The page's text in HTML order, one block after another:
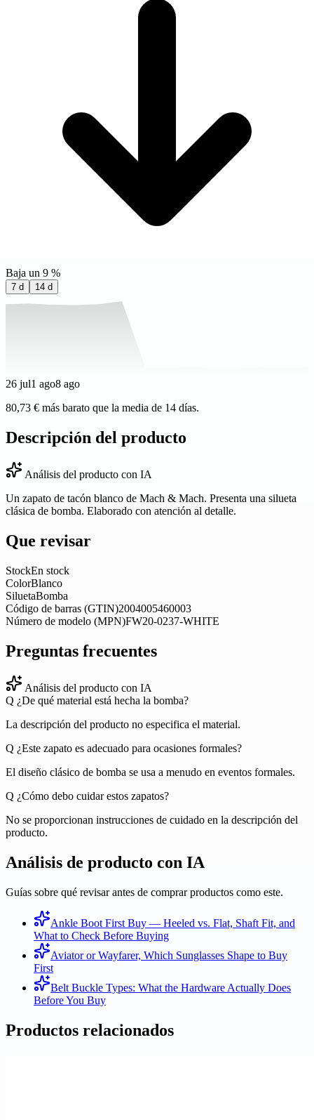
Baja un 9 %
7 d 14 d
26 jul1 ago8 ago
80,73 € más barato que la media de 14 días.
Descripción del producto
Análisis del producto con IA
Un zapato de tacón blanco de Mach & Mach. Presenta una silueta
clásica de bomba. Elaborado con atención al detalle.
Que revisar
StockEn stock
ColorBlanco
SiluetaBomba
Código de barras (GTIN)2004005460003
Número de modelo (MPN)FW20-0237-WHITE
Preguntas frecuentes
Análisis del producto con IA
Q ¿De qué material está hecha la bomba?
La descripción del producto no especifica el material.
Q ¿Este zapato es adecuado para ocasiones formales?
El diseño clásico de bomba se usa a menudo en eventos formales.
Q ¿Cómo debo cuidar estos zapatos?
No se proporcionan instrucciones de cuidado en la descripción del
producto.
Análisis de producto con IA
Guías sobre qué revisar antes de comprar productos como este.
Ankle Boot First Buy — Heeled vs. Flat, Shaft Fit, and
What to Check Before Buying
Aviator or Wayfarer, Which Sunglasses Shape to Buy
First
Belt Buckle Types: What the Hardware Actually Does
Before You Buy
Productos relacionados